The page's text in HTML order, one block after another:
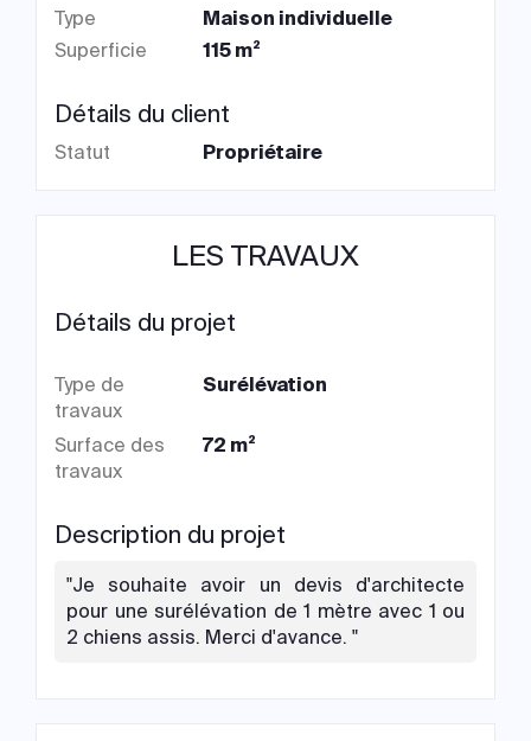
Type
Maison individuelle
Superficie
115 m²
Détails du client
Statut Propriétaire
LES TRAVAUX
Détails du projet
Type de
travaux
Surélévation
Surface des
travaux
72 m²
Description du projet
"Je souhaite avoir un devis d'architecte
pour une surélévation de 1 mètre avec 1 ou
2 chiens assis. Merci d'avance. "